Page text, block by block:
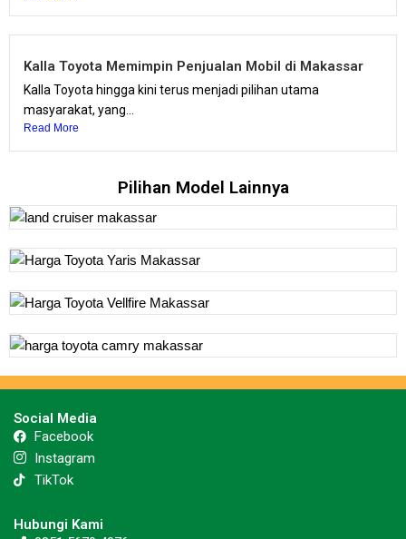
Kalla Toyota Memimpin Penjualan Mobil di Makassar
Kalla Toyota hingga kini terus menjadi pilihan utama
masyarakat, yang...
Read More
Pilihan Model Lainnya
Social Media
Facebook
Instagram
TikTok
Hubungi Kami